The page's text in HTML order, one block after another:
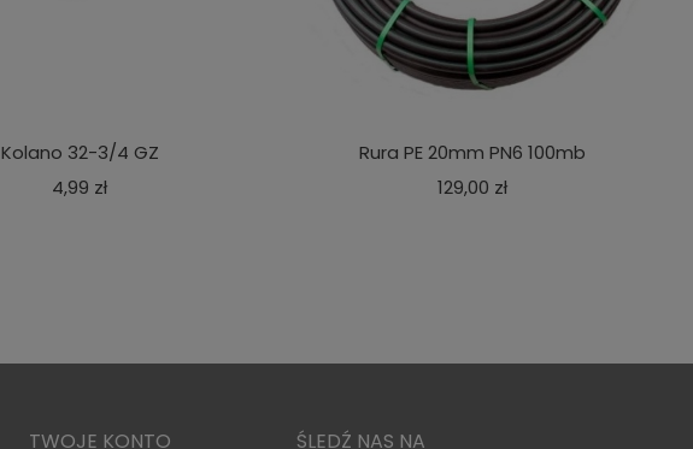
Kolano 32-3/4 GZ
4,99 złCena
Rura PE 20mm PN6 100mb
129,00 złCena
TWOJE KONTO ŚLEDŹ NAS NA